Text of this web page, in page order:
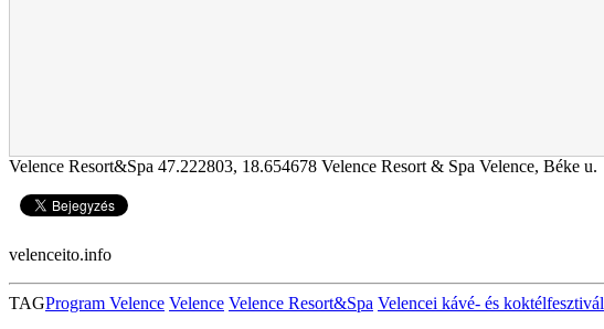
Velence Resort&Spa 47.222803, 18.654678 Velence Resort & Spa Velence, Béke u.
velenceito.info
TAGProgram Velence Velence Velence Resort&Spa Velencei kávé- és koktélfesztivál